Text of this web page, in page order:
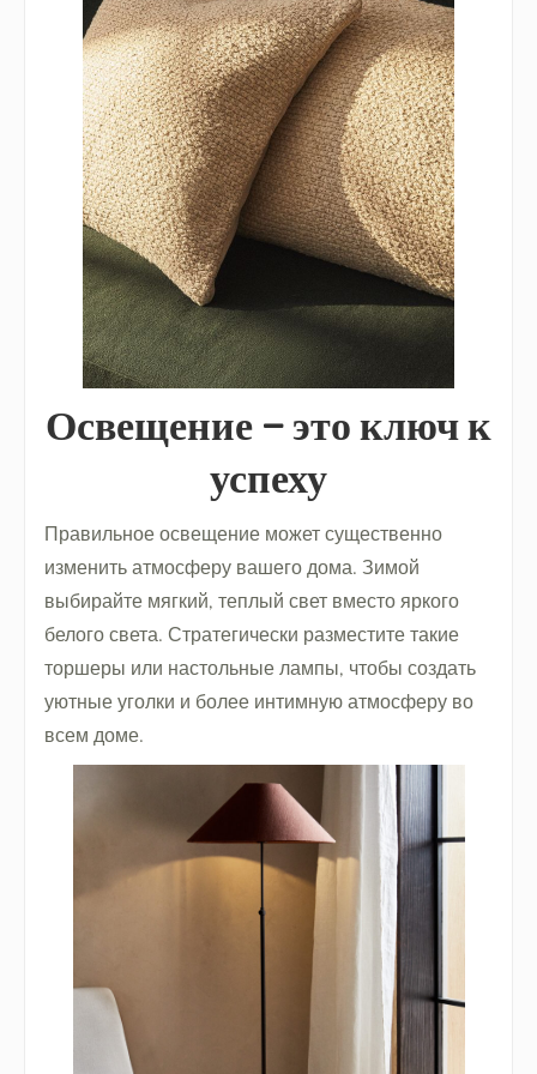
Освещение – это ключ к
успеху
Правильное освещение может существенно
изменить атмосферу вашего дома. Зимой
выбирайте мягкий, теплый свет вместо яркого
белого света. Стратегически разместите такие
торшеры или настольные лампы, чтобы создать
уютные уголки и более интимную атмосферу во
всем доме.